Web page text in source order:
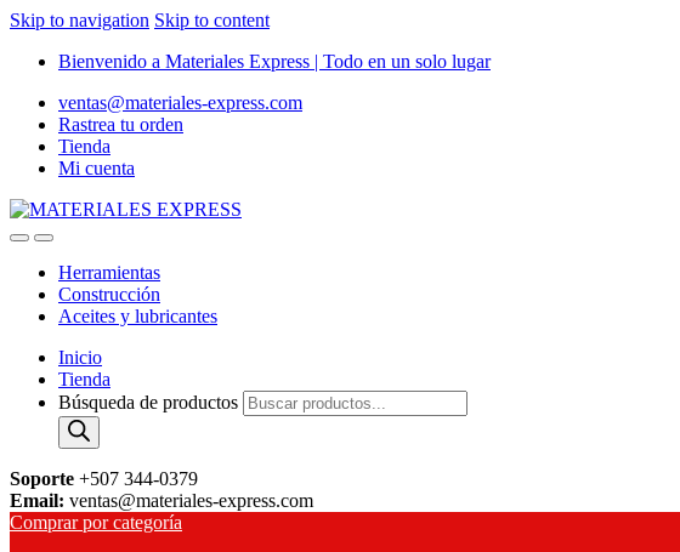
Skip to navigation Skip to content
Bienvenido a Materiales Express | Todo en un solo lugar
ventas@materiales-express.com
Rastrea tu orden
Tienda
Mi cuenta
Herramientas
Construcción
Aceites y lubricantes
Inicio
Tienda
Búsqueda de productos
Soporte +507 344-0379
Email: ventas@materiales-express.com
Comprar por categoría